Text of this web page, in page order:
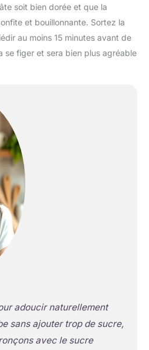
soit bien dorée et que la
et bouillonnante. Sortez la
au moins 15 minutes avant de
se figer et sera bien plus agréable
adoucir naturellement
sans ajouter trop de sucre,
avec le sucre